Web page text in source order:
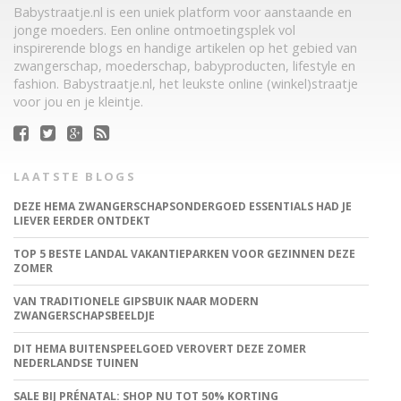
Babystraatje.nl is een uniek platform voor aanstaande en
jonge moeders. Een online ontmoetingsplek vol
inspirerende blogs en handige artikelen op het gebied van
zwangerschap, moederschap, babyproducten, lifestyle en
fashion. Babystraatje.nl, het leukste online (winkel)straatje
voor jou en je kleintje.
LAATSTE BLOGS
DEZE HEMA ZWANGERSCHAPSONDERGOED ESSENTIALS HAD JE
LIEVER EERDER ONTDEKT
TOP 5 BESTE LANDAL VAKANTIEPARKEN VOOR GEZINNEN DEZE
ZOMER
VAN TRADITIONELE GIPSBUIK NAAR MODERN
ZWANGERSCHAPSBEELDJE
DIT HEMA BUITENSPEELGOED VEROVERT DEZE ZOMER
NEDERLANDSE TUINEN
SALE BIJ PRÉNATAL: SHOP NU TOT 50% KORTING